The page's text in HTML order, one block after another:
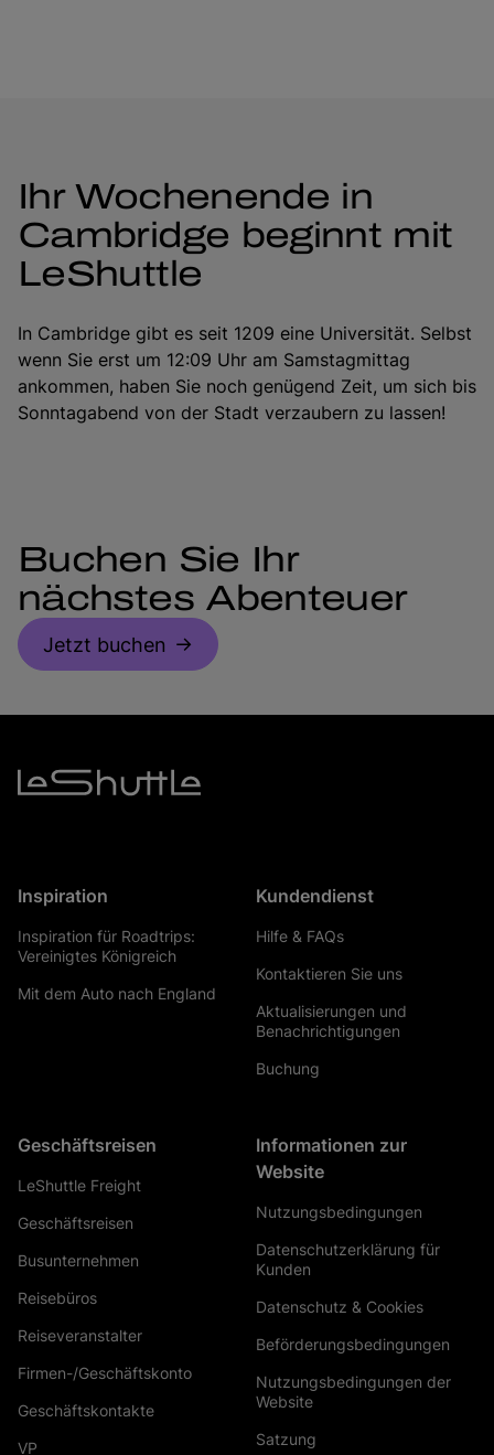
Ihr Wochenende in
Cambridge beginnt mit
LeShuttle
In Cambridge gibt es seit 1209 eine Universität. Selbst
wenn Sie erst um 12:09 Uhr am Samstagmittag
ankommen, haben Sie noch genügend Zeit, um sich bis
Sonntagabend von der Stadt verzaubern zu lassen!
Buchen Sie Ihr
nächstes Abenteuer
Jetzt buchen
Inspiration
Inspiration für Roadtrips:
Vereinigtes Königreich
Mit dem Auto nach England
Kundendienst
Hilfe & FAQs
Kontaktieren Sie uns
Aktualisierungen und
Benachrichtigungen
Buchung
Geschäftsreisen
LeShuttle Freight
Geschäftsreisen
Busunternehmen
Reisebüros
Reiseveranstalter
Firmen-/Geschäftskonto
Geschäftskontakte
VP
Informationen zur
Website
Nutzungsbedingungen
Datenschutzerklärung für
Kunden
Datenschutz & Cookies
Beförderungsbedingungen
Nutzungsbedingungen der
Website
Satzung